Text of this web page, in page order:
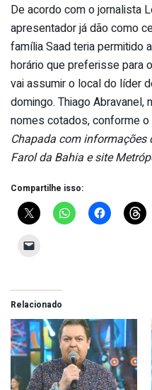
De acordo com o jornalista
apresentador já dão como
família Saad teria permitido
horário que preferisse para
vai assumir o local do líder
domingo. Thiago
nomes cotados, conforme o
Chapada com informações
Farol da Bahia e site
Compartilhe isso:
Relacionado